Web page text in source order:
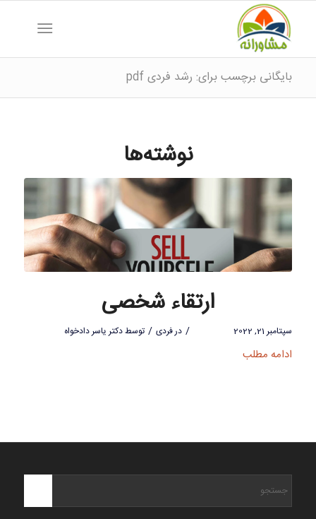
بایگانی برچسب برای: رشد فردی pdf
نوشته‌ها
ارتقاء شخصی
سپتامبر 21, 2022 / درفردی / توسطدکتر یاسر دادخواه
ادامه مطلب